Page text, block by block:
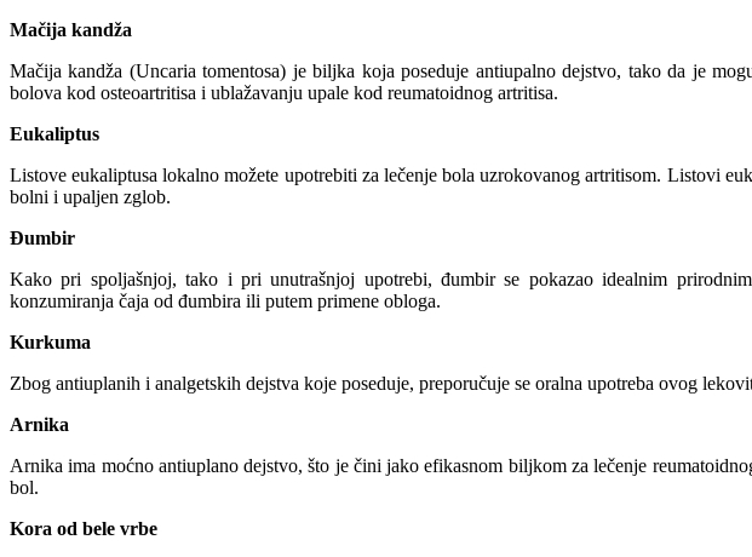
Mačija kandža
Mačija kandža (Uncaria tomentosa) je biljka koja poseduje antiupalno dejstvo, tako da je
bolova kod osteoartritisa i ublažavanju upale kod reumatoidnog artritisa.
Eukaliptus
Listove eukaliptusa lokalno možete upotrebiti za lečenje bola uzrokovanog artritisom. Listovi
bolni i upaljen zglob.
Đumbir
Kako pri spoljašnjoj, tako i pri unutrašnjoj upotrebi, đumbir se pokazao idealnim
konzumiranja čaja od đumbira ili putem primene obloga.
Kurkuma
Zbog antiuplanih i analgetskih dejstva koje poseduje, preporučuje se oralna upotreba ovog
Arnika
Arnika ima moćno antiuplano dejstvo, što je čini jako efikasnom biljkom za lečenje
bol.
Kora od bele vrbe